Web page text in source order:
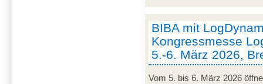
BIBA mit
Kongressmesse
5.-6. März 2026,
Vom 5. bis 6. März 2026